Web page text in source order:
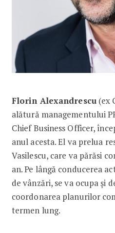
Florin Alexandrescu(ex
alătură managementului
Chief Business Officer,
anul acesta. El va prelua
Vasilescu, care va părăsi
an. Pe lângă conducerea
de vânzări, se va ocupa și
coordonarea planurilor
termen lung.